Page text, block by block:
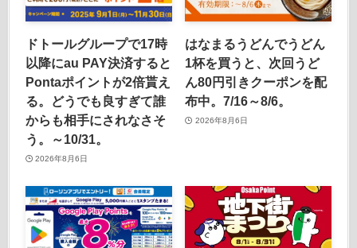
ドトールグループで17時
以降にau PAY決済すると
Pontaポイントが2倍貰え
る。どうでも良すぎて誰
からも相手にされなさそ
う。～10/31。
2026年8月6日
はなまるうどんでうどん
1杯を買うと、次回うど
ん80円引きクーポンを配
布中。7/16～8/6。
2026年8月6日